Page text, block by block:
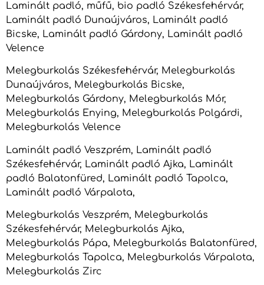
Laminált padló, műfű, bio padló Székesfehérvár,
Laminált padló Dunaújváros, Laminált padló
Bicske, Laminált padló Gárdony, Laminált padló
Velence
Melegburkolás Székesfehérvár, Melegburkolás
Dunaújváros, Melegburkolás Bicske,
Melegburkolás Gárdony, Melegburkolás Mór,
Melegburkolás Enying, Melegburkolás Polgárdi,
Melegburkolás Velence
Laminált padló Veszprém, Laminált padló
Székesfehérvár, Laminált padló Ajka, Laminált
padló Balatonfüred, Laminált padló Tapolca,
Laminált padló Várpalota,
Melegburkolás Veszprém, Melegburkolás
Székesfehérvár, Melegburkolás Ajka,
Melegburkolás Pápa, Melegburkolás Balatonfüred,
Melegburkolás Tapolca, Melegburkolás Várpalota,
Melegburkolás Zirc